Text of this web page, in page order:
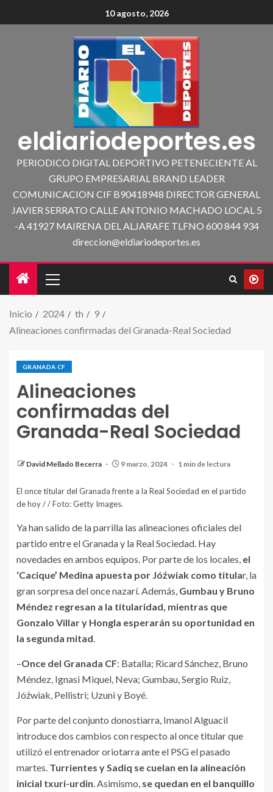
10 agosto, 2026
eldiariodeportes.es
PERIODICO DIGITAL DEPORTIVO PETENECIENTE AL
GRUPO EMPRESARIAL BRAND LEADER
COMUNICACION CIF B90418948 DIRECTOR GENERAL
JAVIER SERRATO CALLE ANTONIO MACHADO LOCAL 5
-A 41927 MAIRENA DEL ALJARAFE TLFNO 600 844 934
direccion@eldiariodeportes.es
Inicio 2024 th
9
Alineaciones confirmadas del Granada-Real Sociedad
GRANADA CF
Alineaciones
confirmadas del
Granada-Real Sociedad
David Mellado Becerra 9 marzo, 2024 1 min de lectura
El once titular del Granada frente a la Real Sociedad en el partido
de hoy / / Foto: Getty Images.
Ya han salido de la parrilla las alineaciones oficiales del
partido entre el Granada y la Real Sociedad. Hay
novedades en ambos equipos. Por parte de los locales, el
‘Cacique’ Medina apuesta por Jóźwiak como titular, la
gran sorpresa del once nazarí. Además, Gumbau y Bruno
Méndez regresan a la titularidad, mientras que
Gonzalo Villar y Hongla esperarán su oportunidad en
la segunda mitad.
–Once del Granada CF: Batalla; Ricard Sánchez, Bruno
Méndez, Ignasi Miquel, Neva; Gumbau, Sergio Ruiz,
Jóźwiak, Pellistri; Uzuni y Boyé.
Por parte del conjunto donostiarra, Imanol Alguacil
introduce dos cambios con respecto al once titular que
utilizó el entrenador oriotarra ante el PSG el pasado
martes. Turrientes y Sadiq se cuelan en la alineación
inicial txuri-urdin. Asimismo, se quedan en el banquillo